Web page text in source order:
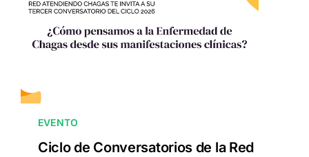
EVENTO
Ciclo de Conversatorios de la Red